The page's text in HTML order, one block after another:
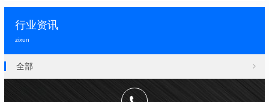
行业资讯
zixun
全部